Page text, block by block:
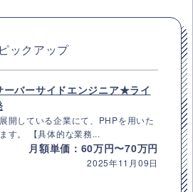
ピックアップ
ーバーサイドエンジニア★ライ
開している企業にて、PHPを用いた
す。 【具体的な業務...
月額単価：60万円〜70万円
2025年11月09日